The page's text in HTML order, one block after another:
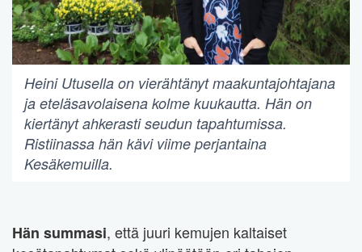
Heini Utusella on vierähtänyt maakuntajohtajana
ja eteläsavolaisena kolme kuukautta. Hän on
kiertänyt ahkerasti seudun tapahtumissa.
Ristiinassa hän kävi viime perjantaina
Kesäkemuilla.
Hän summasi, että juuri kemujen kaltaiset